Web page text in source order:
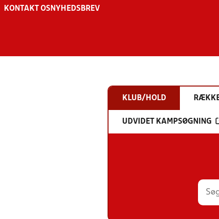
KONTAKT OS NYHEDSBREV
KLUB/HOLD
UDVIDET KAMPSØGNING